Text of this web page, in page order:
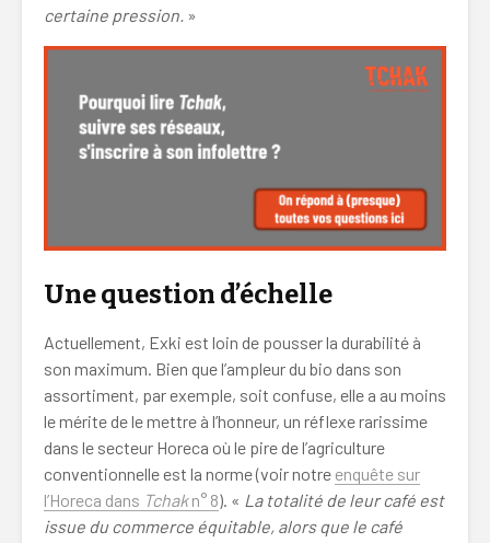
certaine pression. »
Une question d’échelle
Actuellement, Exki est loin de pousser la durabilité à
son maximum. Bien que l’ampleur du bio dans son
assortiment, par exemple, soit confuse, elle a au moins
le mérite de le mettre à l’honneur, un réflexe rarissime
dans le secteur Horeca où le pire de l’agriculture
conventionnelle est la norme (voir notre enquête sur
l’Horeca dans Tchakn° 8). « La totalité de leur café est
issue du commerce équitable, alors que le café